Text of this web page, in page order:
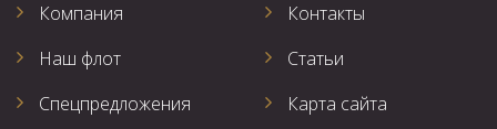
Компания
Наш флот
Спецпредложения
Контакты
Статьи
Карта сайта